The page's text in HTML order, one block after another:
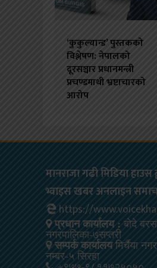
‘कुकुल्यान्ड’ पुस्तकको
विश्लेषण: नेपालको
दूरसञ्चार प्रधानमन्त्री
प्रचण्डमाथी भ्रष्टाचारको
आरोप
मानराजा गढी मिडिया हाउस
भ्वाइस खबर अनलाइन
https://
प्रधान कार्यालय : बोदे
नगरपालिका-७सप्तरी
सम्पर्क कार्यालयमिर्चैया
नम्बर-५ सिरहा